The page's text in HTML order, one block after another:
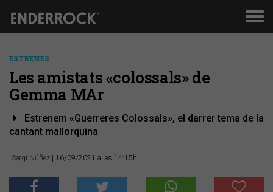
ESTRENES
Les amistats «colossals» de
Gemma MAr
Estrenem «Guerreres Colossals», el darrer tema de la
cantant mallorquina
Sergi Núñez | 16/09/2021 a les 14:15h